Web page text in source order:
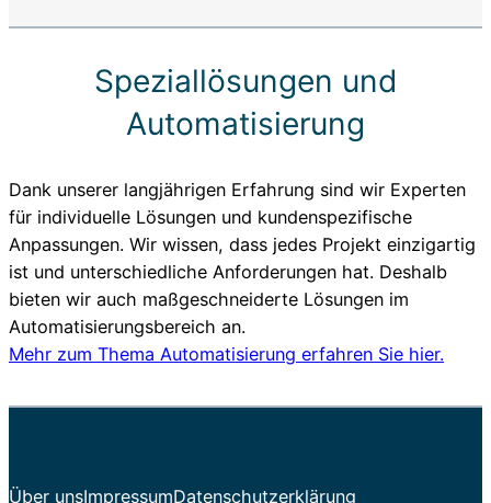
Speziallösungen und
Automatisierung
Dank unserer langjährigen Erfahrung sind wir Experten
für individuelle Lösungen und kundenspezifische
Anpassungen. Wir wissen, dass jedes Projekt einzigartig
ist und unterschiedliche Anforderungen hat. Deshalb
bieten wir auch maßgeschneiderte Lösungen im
Automatisierungsbereich an.
Mehr zum Thema Automatisierung erfahren Sie hier.
Über unsImpressumDatenschutzerklärung
EN